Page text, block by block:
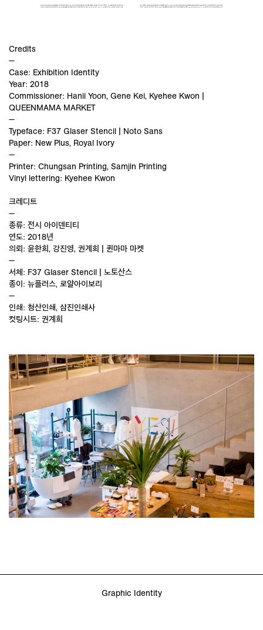
Credits
—
Case: Exhibition Identity
Year: 2018
Commissioner: Hanii Yoon, Gene Kei, Kyehee Kwon |
QUEENMAMA MARKET
—
Typeface: F37 Glaser Stencil | Noto Sans
Paper: New Plus, Royal Ivory
—
Printer: Chungsan Printing, Samjin Printing
Vinyl lettering: Kyehee Kwon
크레디트
—
종류: 전시 아이덴티티
연도: 2018년
의뢰: 윤한희, 강진영, 권계희 | 퀸마마 마켓
—
서체: F37 Glaser Stencil | 노토산스
종이: 뉴플러스, 로얄아이보리
—
인쇄: 청산인쇄, 삼진인쇄사
컷팅시트: 권계희
Graphic Identity